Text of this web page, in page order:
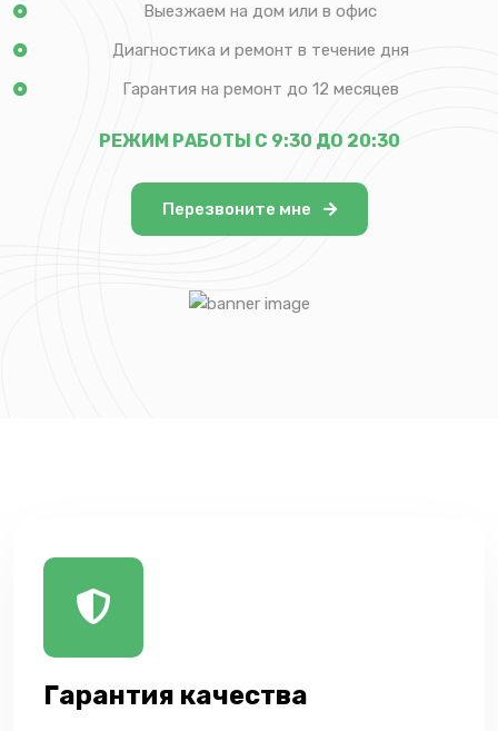
Выезжаем на дом или в офис
Диагностика и ремонт в течение дня
Гарантия на ремонт до 12 месяцев
РЕЖИМ РАБОТЫ С 9:30 ДО 20:30
Перезвоните мне
Гарантия качества